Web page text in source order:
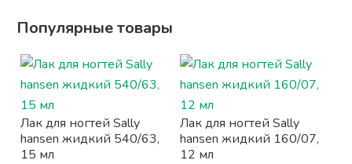
Популярные товары
Лак для ногтей Sally
hansen жидкий 540/63,
15 мл
Лак для ногтей Sally
hansen жидкий 160/07,
12 мл